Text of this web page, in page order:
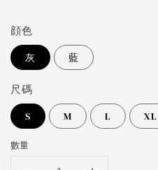
顔色
灰 藍
尺碼
S M L XL
數量